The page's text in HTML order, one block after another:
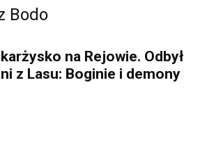
Bodo
na Rejowie. Odbył
z Lasu: Boginie i demony